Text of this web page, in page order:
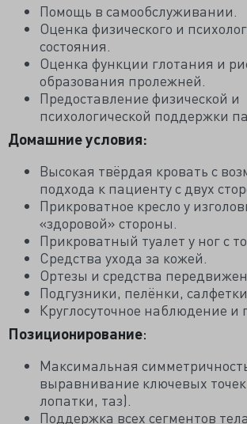
Помощь в самообслуживании.
Оценка физического и
состояния.
Оценка функции глотания и
образования пролежней.
Предоставление физической и
психологической поддержки
Домашние условия:
Высокая твёрдая кровать с
подхода к пациенту с двух
Прикроватное кресло у
«здоровой» стороны.
Прикроватный туалет у ног с
Средства ухода за кожей.
Ортезы и средства
Подгузники, пелёнки, салфетки
Круглосуточное наблюдение и
Позиционирование:
Максимальная
выравнивание ключевых
лопатки, таз).
Поддержка всех сегментов тела.